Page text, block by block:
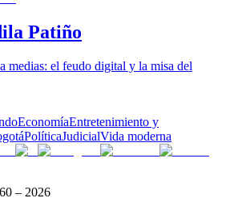
Patiño
medias: el feudo digital y la misa del
EconomíaEntretenimiento y
PolíticaJudicialVida moderna
– 2026